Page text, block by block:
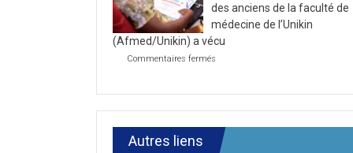
journée
des anciens de la faculté de
médecine de l’Unikin
(Afmed/Unikin) a vécu
Commentaires fermés
congrès
international
anciens
de
Autres liens